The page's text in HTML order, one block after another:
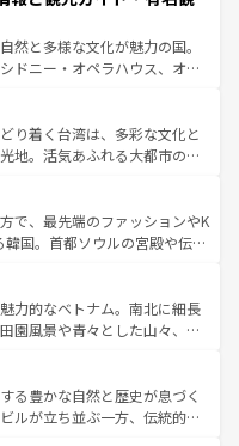
カの各地域で異なる魅力を楽
かな歴史を感じることができ
ップや列車の旅も、アメリカ
ならマウイ島やカウアイ島が
ンに輝く海をはじめ、豊かな
「アロハスピリット」と呼ば
ドやハワイアンミュージッ
、すべてがハワイの魅力を彩
い発見と感動が待っているハ
然と多様な文化が魅力の国。
ドニー・オペラハウス、オー
びえるウルル（エアーズロッ
生林やケアンズの熱帯雨林な
た、カフェやワイン、オージ
しており、サーフィンやダイ
ウトドア好きにはたまらな
魅力を存分に味わいつくそ
り着く台湾は、多彩な文化と
地。活気あふれる大都市の台
る台湾東部など、都市の喧騒
り、訪れる人に新しい発見と
た、奥深い台湾の食文化も魅
など、バラエティ豊かな料理
着の台湾情報は コンテンツ一覧を参
で、最先端のファッションやK
国。首都ソウルの宮殿や伝統
折々の自然美を楽しむことが
肉、絶品のストリートフード
待っている。夜には、韓国な
の多彩な魅力を心ゆくまで味
しい。 なお、新着の韓国情報はコンテンツ一
力的なベトナム。南北に細長
園風景や青々とした山々、世
く。ハノイの古い町並みやホ
代の建物も、独特の雰囲気を
エティの豊かさとおいしさで
る豊かな自然と歴史が息づく
ルが立ち並ぶ一方、伝統的な